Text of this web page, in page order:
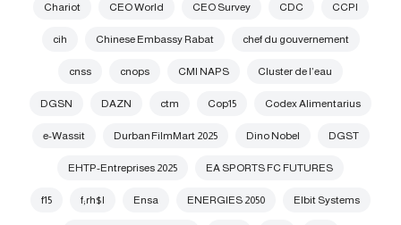
CCPI
CDC
CEO Survey
CEO World
Chariot
chef du gouvernement
Chinese Embassy Rabat
cih
Cluster de l’eau
CMI NAPS
cnops
cnss
Codex Alimentarius
Cop15
ctm
DAZN
DGSN
DGST
Dino Nobel
Durban FilmMart 2025
e-Wassit
EA SPORTS FC FUTURES
EHTP-Entreprises 2025
Elbit Systems
ENERGIES 2050
Ensa
f;rh$l
f15